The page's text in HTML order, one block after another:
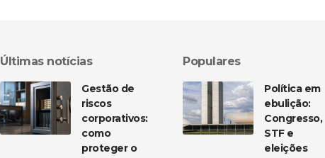
Últimas notícias
Gestão de
riscos
corporativos:
como
proteger o
Populares
Política em
ebulição:
Congresso,
STF e
eleições